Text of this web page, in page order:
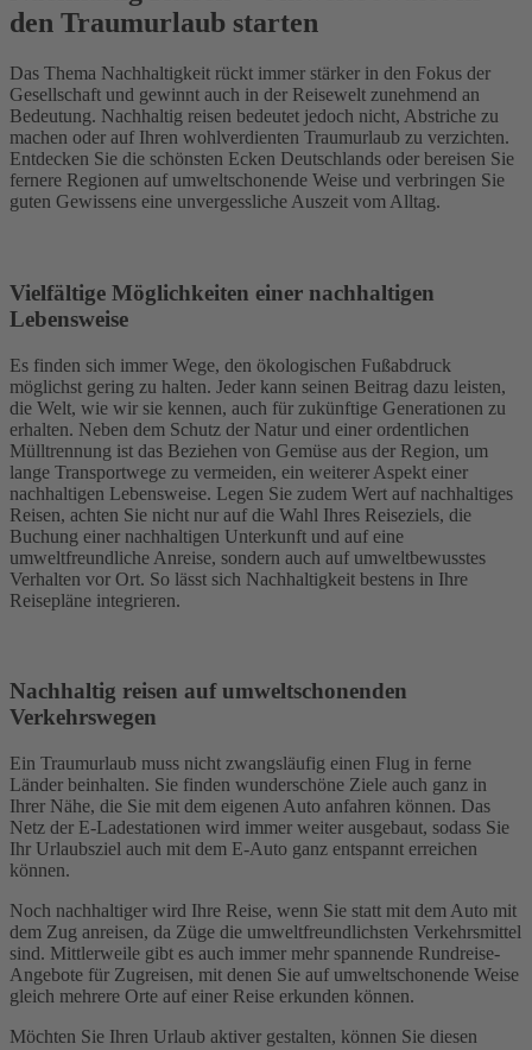
den Traumurlaub starten
Das Thema Nachhaltigkeit rückt immer stärker in den Fokus der
Gesellschaft und gewinnt auch in der Reisewelt zunehmend an
Bedeutung. Nachhaltig reisen bedeutet jedoch nicht, Abstriche zu
machen oder auf Ihren wohlverdienten Traumurlaub zu verzichten.
Entdecken Sie die schönsten Ecken Deutschlands oder bereisen Sie
fernere Regionen auf umweltschonende Weise und verbringen Sie
guten Gewissens eine unvergessliche Auszeit vom Alltag.
Vielfältige Möglichkeiten einer nachhaltigen
Lebensweise
Es finden sich immer Wege, den ökologischen Fußabdruck
möglichst gering zu halten. Jeder kann seinen Beitrag dazu leisten,
die Welt, wie wir sie kennen, auch für zukünftige Generationen zu
erhalten. Neben dem Schutz der Natur und einer ordentlichen
Mülltrennung ist das Beziehen von Gemüse aus der Region, um
lange Transportwege zu vermeiden, ein weiterer Aspekt einer
nachhaltigen Lebensweise. Legen Sie zudem Wert auf nachhaltiges
Reisen, achten Sie nicht nur auf die Wahl Ihres Reiseziels, die
Buchung einer nachhaltigen Unterkunft und auf eine
umweltfreundliche Anreise, sondern auch auf umweltbewusstes
Verhalten vor Ort. So lässt sich Nachhaltigkeit bestens in Ihre
Reisepläne integrieren.
Nachhaltig reisen auf umweltschonenden
Verkehrswegen
Ein Traumurlaub muss nicht zwangsläufig einen Flug in ferne
Länder beinhalten. Sie finden wunderschöne Ziele auch ganz in
Ihrer Nähe, die Sie mit dem eigenen Auto anfahren können. Das
Netz der E-Ladestationen wird immer weiter ausgebaut, sodass Sie
Ihr Urlaubsziel auch mit dem E-Auto ganz entspannt erreichen
können.
Noch nachhaltiger wird Ihre Reise, wenn Sie statt mit dem Auto mit
dem Zug anreisen, da Züge die umweltfreundlichsten Verkehrsmittel
sind. Mittlerweile gibt es auch immer mehr spannende Rundreise-
Angebote für Zugreisen, mit denen Sie auf umweltschonende Weise
gleich mehrere Orte auf einer Reise erkunden können.
Möchten Sie Ihren Urlaub aktiver gestalten, können Sie diesen